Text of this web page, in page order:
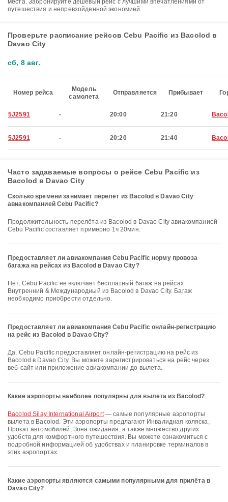
места. Забронируйте дешевый рейс с лучшими впечатлениями от
путешествия и непревзойденной экономией.
Проверьте расписание рейсов Cebu Pacific из Bacolod в
Davao City
сб, 8 авг.
Номер рейса
Модель
самолета
Отправляется Прибывает
5J2591 - 20:00 21:20
5J2591 - 20:20 21:40
Часто задаваемые вопросы о рейсе Cebu Pacific из
Bacolod в Davao City
Сколько времени занимает перелет из Bacolod в Davao City
авиакомпанией Cebu Pacific?
Продолжительность перелёта из Bacolod в Davao City авиакомпанией
Cebu Pacific составляет примерно 1ч 20мин.
Предоставляет ли авиакомпания Cebu Pacific норму провоза
багажа на рейсах из Bacolod в Davao City?
Нет, Cebu Pacific не включает бесплатный багаж на рейсах
Внутренний & Международный из Bacolod в Davao City. Багаж
необходимо приобрести отдельно.
Предоставляет ли авиакомпания Cebu Pacific онлайн-регистрацию
на рейс из Bacolod в Davao City?
Да, Cebu Pacific предоставляет онлайн-регистрацию на рейс из
Bacolod в Davao City. Вы можете зарегистрироваться на рейс через
веб-сайт или приложение авиакомпании до вылета.
Какие аэропорты наиболее популярны для вылета из Bacolod?
Bacolod Silay International Airport— самые популярные аэропорты
вылета в Bacolod. Эти аэропорты предлагают Инвалидная коляска,
Прокат автомобилей, Зона ожидания, а также множество других
удобств для комфортного путешествия. Вы можете ознакомиться с
подробной информацией об удобствах и планировке терминалов в
этих аэропортах.
Какие аэропорты являются самыми популярными для прилёта в
Davao City?